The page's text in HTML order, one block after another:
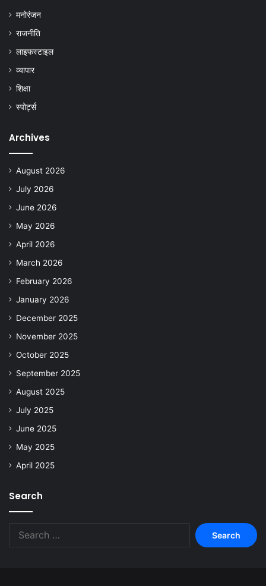
मनोरंजन
राजनीति
लाइफस्टाइल
व्यापार
शिक्षा
स्पोर्ट्स
Archives
August 2026
July 2026
June 2026
May 2026
April 2026
March 2026
February 2026
January 2026
December 2025
November 2025
October 2025
September 2025
August 2025
July 2025
June 2025
May 2025
April 2025
Search